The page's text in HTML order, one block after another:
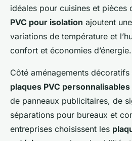
idéales pour cuisines et pièces
PVC pour isolation ajoutent
variations de température et
confort et économies d’énergie.
Côté aménagements
plaques PVC personnalisables
de panneaux publicitaires, de
séparations pour bureaux et
entreprises choisissent les